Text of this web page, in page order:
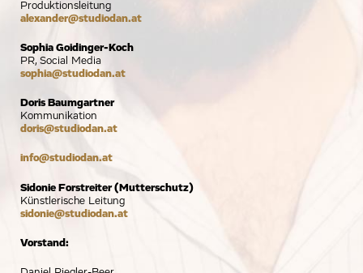
Produktionsleitung
alexander@studiodan.at
Sophia Goidinger-Koch
PR, Social Media
sophia@studiodan.at
Doris Baumgartner
Kommunikation
doris@studiodan.at
info@studiodan.at
Sidonie Forstreiter (Mutterschutz)
Künstlerische Leitung
sidonie@studiodan.at
Vorstand: